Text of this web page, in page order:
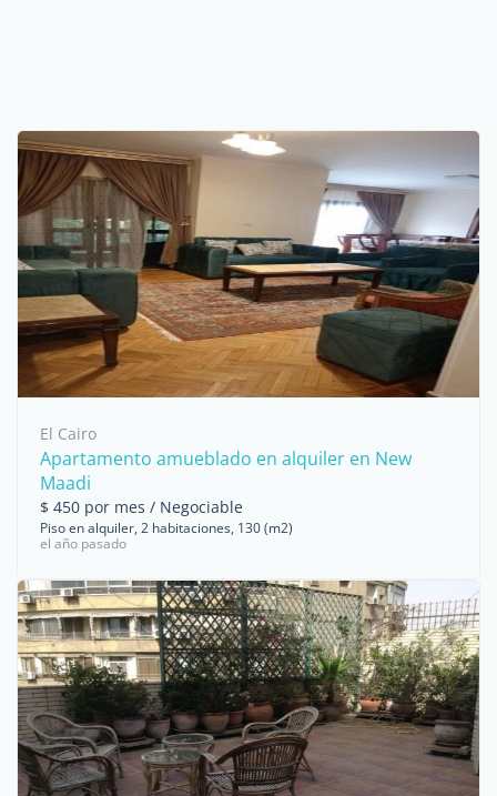
El Cairo
Apartamento amueblado en alquiler en New
Maadi
$ 450 por mes / Negociable
Piso en alquiler, 2 habitaciones, 130 (m2)
el año pasado